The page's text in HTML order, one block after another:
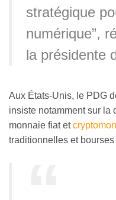
stratégique
numérique”,
la présidente
Aux États-Unis, le PDG
insiste notamment sur la
monnaie fiat et
traditionnelles et bourses